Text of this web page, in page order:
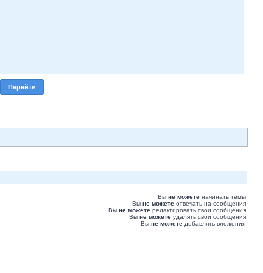
Вы не можете начинать темы
Вы не можете отвечать на сообщения
Вы не можете редактировать свои сообщения
Вы не можете удалять свои сообщения
Вы не можете добавлять вложения